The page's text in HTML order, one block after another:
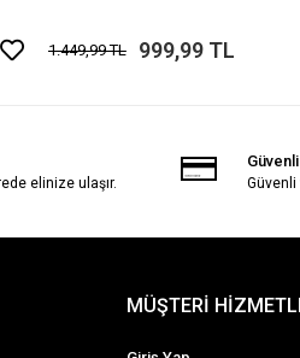
1.449,99 TL 999,99 TL
elinize ulaşır.
MÜŞTERİ